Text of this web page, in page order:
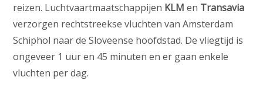
reizen. Luchtvaartmaatschappijen KLM en Transavia
verzorgen rechtstreekse vluchten van Amsterdam
Schiphol naar de Sloveense hoofdstad. De vliegtijd is
ongeveer 1 uur en 45 minuten en er gaan enkele
vluchten per dag.